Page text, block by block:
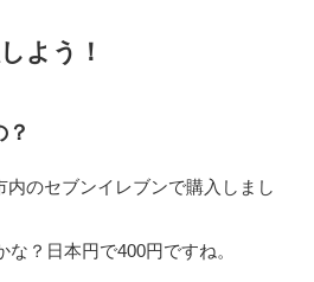
よう！
？
のセブンイレブンで購入しまし
？日本円で400円ですね。